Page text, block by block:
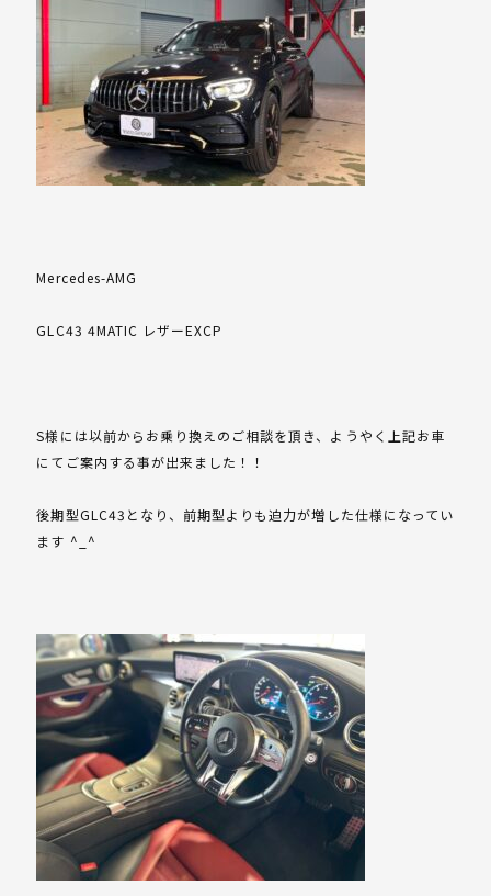
Mercedes-AMG
GLC43 4MATIC レザーEXCP
S様には以前からお乗り換えのご相談を頂き、ようやく上記お車
にてご案内する事が出来ました！！
後期型GLC43となり、前期型よりも迫力が増した仕様になってい
ます ^_^